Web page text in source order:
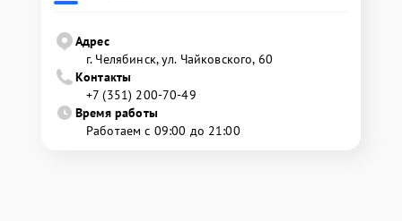
Адрес
г. Челябинск, ул. Чайковского, 60
Контакты
+7 (351) 200-70-49
Время работы
Работаем с 09:00 до 21:00